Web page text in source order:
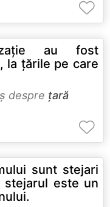
au fost
la ţările pe care
despre țară
sunt stejari
este un